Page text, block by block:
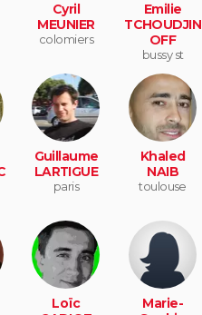
Cyril
MEUNIER
colomiers
Emilie
TCHOUDJIN
OFF
bussy st
Guillaume
LARTIGUE
paris
Khaled
NAIB
toulouse
Loïc
Marie-